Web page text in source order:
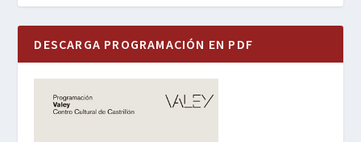
DESCARGA PROGRAMACIÓN EN PDF